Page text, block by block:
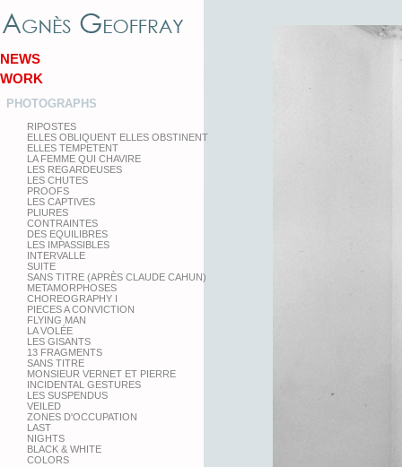
NEWS
WORK
PHOTOGRAPHS
RIPOSTES
ELLES OBLIQUENT ELLES OBSTINENT
ELLES TEMPETENT
LA FEMME QUI CHAVIRE
LES REGARDEUSES
LES CHUTES
PROOFS
LES CAPTIVES
PLIURES
CONTRAINTES
DES EQUILIBRES
LES IMPASSIBLES
INTERVALLE
SUITE
SANS TITRE (APRÈS CLAUDE CAHUN)
METAMORPHOSES
CHOREOGRAPHY I
PIECES A CONVICTION
FLYING MAN
LA VOLÉE
LES GISANTS
13 FRAGMENTS
SANS TITRE
MONSIEUR VERNET ET PIERRE
INCIDENTAL GESTURES
LES SUSPENDUS
VEILED
ZONES D'OCCUPATION
LAST
NIGHTS
BLACK & WHITE
COLORS